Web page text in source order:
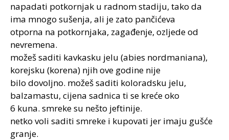
napadati potkornjak u radnom stadiju, tako da
ima mnogo sušenja, ali je zato pančićeva
otporna na potkornjaka, zagađenje, ozljede od
nevremena.
možeš saditi kavkasku jelu (abies nordmaniana),
korejsku (korena) njih ove godine nije
bilo dovoljno. možeš saditi koloradsku jelu,
balzamastu, cijena sadnica ti se kreće oko
6 kuna. smreke su nešto jeftinije.
netko voli saditi smreke i kupovati jer imaju gušće
granje.